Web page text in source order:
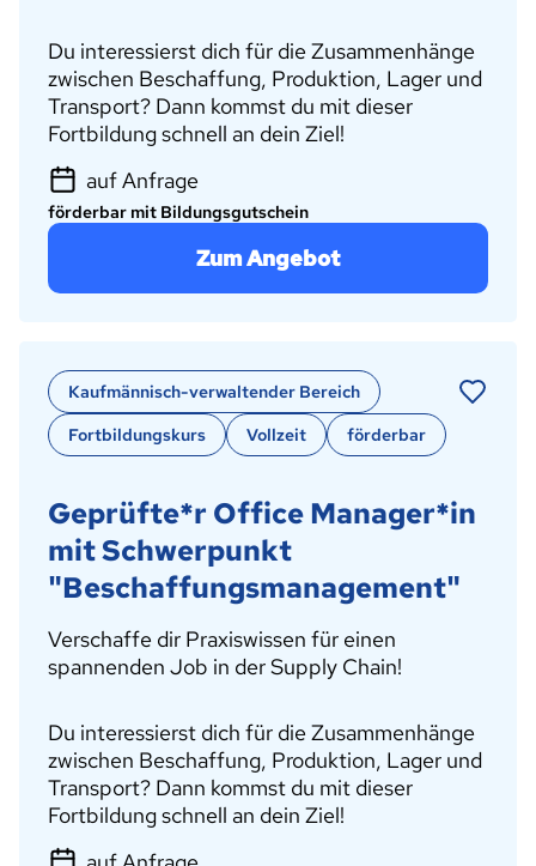
Du interessierst dich für die Zusammenhänge
zwischen Beschaffung, Produktion, Lager und
Transport? Dann kommst du mit dieser
Fortbildung schnell an dein Ziel!
auf Anfrage
förderbar mit Bildungsgutschein
Zum Angebot
Kaufmännisch-verwaltender Bereich
Fortbildungskurs
Vollzeit förderbar
Geprüfte*r Office Manager*in
mit Schwerpunkt
"Beschaffungsmanagement"
Verschaffe dir Praxiswissen für einen
spannenden Job in der Supply Chain!
Du interessierst dich für die Zusammenhänge
zwischen Beschaffung, Produktion, Lager und
Transport? Dann kommst du mit dieser
Fortbildung schnell an dein Ziel!